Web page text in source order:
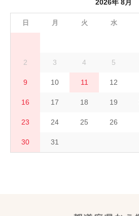
2026年 8月
日 月 火 水
2 3 4 5
9 10 11 12
16 17 18 19
23 24 25 26
30 31